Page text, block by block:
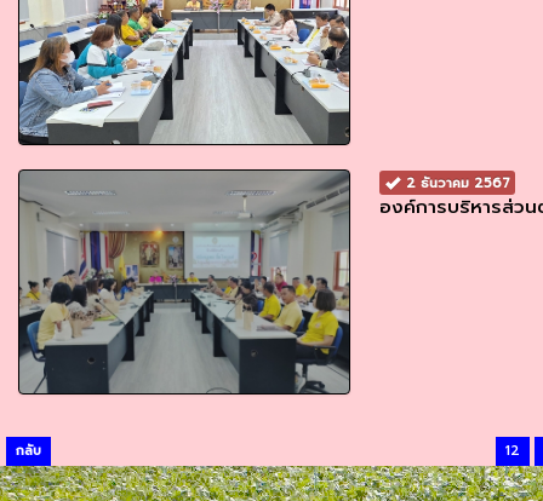
2 ธันวาคม 2567
องค์การบริหารส่ว
กลับ 12